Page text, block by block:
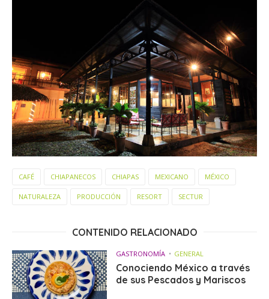
CAFÉ CHIAPANECOS CHIAPAS MEXICANO MÉXICO
NATURALEZA PRODUCCIÓN RESORT SECTUR
CONTENIDO RELACIONADO
GASTRONOMÍA GENERAL
Conociendo México a través
de sus Pescados y Mariscos